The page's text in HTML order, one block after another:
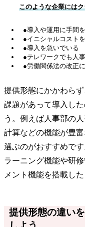
このような企業には
●導入や運用に手間
●イニシャルコスト
●導入を急いでいる
●テレワークでも人
●労働関係法の改正
提供形態にかかわら
課題があって導入し
う。例えば人事部の
計算などの機能が豊
選ぶのがおすすめで
ラーニング機能や研
メント機能を搭載し
提供形態の違い